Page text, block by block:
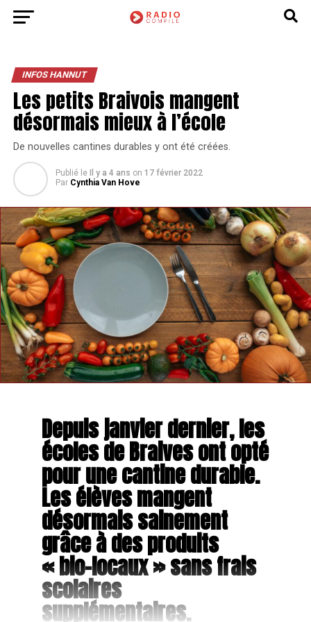
INFOS HANNUT
Les petits Braivois mangent
désormais mieux à l’école
De nouvelles cantines durables y ont été créées.
Publié le Il y a 4 ans on 17 février 2022
Par Cynthia Van Hove
Depuis janvier dernier, les
écoles de Braives ont opté
pour une cantine durable.
Les élèves mangent
désormais sainement
grâce à des produits
« bio-locaux » sans frais
scolaires
supplémentaires.